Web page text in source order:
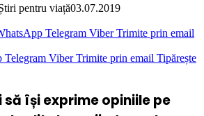
pentru viață03.07.2019
Telegram Viber Trimite prin email
Telegram Viber Trimite prin email Tipărește
își exprime opiniile pe